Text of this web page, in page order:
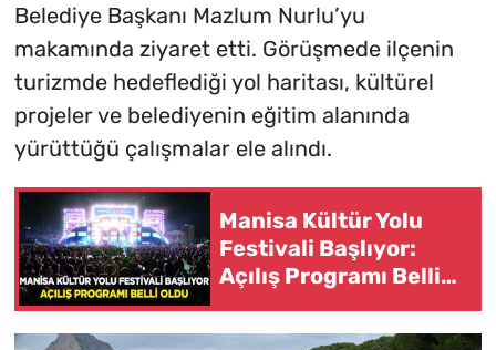
Belediye Başkanı Mazlum Nurlu’yu
makamında ziyaret etti. Görüşmede ilçenin
turizmde hedeflediği yol haritası, kültürel
projeler ve belediyenin eğitim alanında
yürüttüğü çalışmalar ele alındı.
Manisa Kültür Yolu
Festivali Başlıyor:
Açılış Programı Belli